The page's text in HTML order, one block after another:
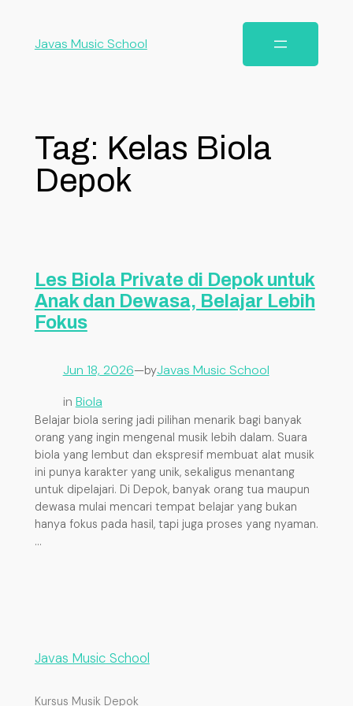
Javas Music School
Tag: Kelas Biola
Depok
Les Biola Private di Depok untuk
Anak dan Dewasa, Belajar Lebih
Fokus
Jun 18, 2026—byJavas Music School
in Biola
Belajar biola sering jadi pilihan menarik bagi banyak
orang yang ingin mengenal musik lebih dalam. Suara
biola yang lembut dan ekspresif membuat alat musik
ini punya karakter yang unik, sekaligus menantang
untuk dipelajari. Di Depok, banyak orang tua maupun
dewasa mulai mencari tempat belajar yang bukan
hanya fokus pada hasil, tapi juga proses yang nyaman.
…
Javas Music School
Kursus Musik Depok